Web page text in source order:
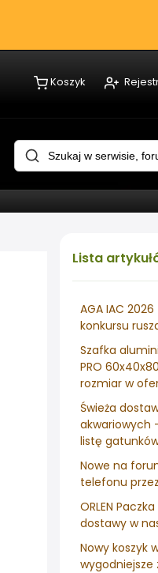
Koszyk
Lista
AGA IAC
konkursu
Szafka
PRO
rozmiar w
Świeża
akwariowych
listę
Nowe na
telefonu
ORLEN
dostawy w
Nowy koszyk
wygodniejsze